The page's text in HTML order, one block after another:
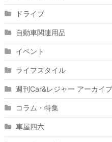
ドライブ
自動車関連用品
イベント
ライフスタイル
週刊Car&レジャー アーカイブ
コラム・特集
車屋四六